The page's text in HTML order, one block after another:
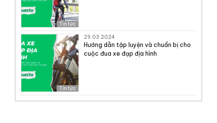
Tin tức
Tin tức
29.03.2024
Hướng dẫn tập luyện và chuẩn bị cho
cuộc đua xe đạp địa hình